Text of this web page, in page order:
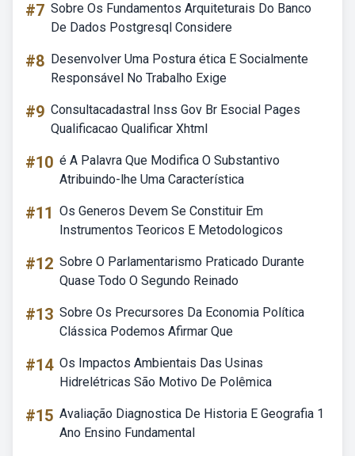
#7 Sobre Os Fundamentos Arquiteturais Do Banco
De Dados Postgresql Considere
#8 Desenvolver Uma Postura ética E Socialmente
Responsável No Trabalho Exige
#9 Consultacadastral Inss Gov Br Esocial Pages
Qualificacao Qualificar Xhtml
#10 é A Palavra Que Modifica O Substantivo
Atribuindo-lhe Uma Característica
#11 Os Generos Devem Se Constituir Em
Instrumentos Teoricos E Metodologicos
#12 Sobre O Parlamentarismo Praticado Durante
Quase Todo O Segundo Reinado
#13 Sobre Os Precursores Da Economia Política
Clássica Podemos Afirmar Que
#14 Os Impactos Ambientais Das Usinas
Hidrelétricas São Motivo De Polêmica
#15 Avaliação Diagnostica De Historia E Geografia 1
Ano Ensino Fundamental